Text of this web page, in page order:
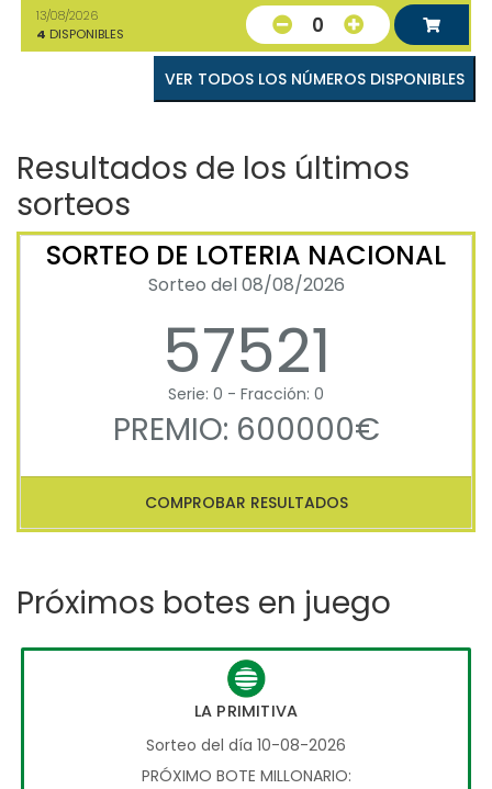
13/08/2026
4 DISPONIBLES 0
VER TODOS LOS NÚMEROS DISPONIBLES
Resultados de los últimos
sorteos
SORTEO DE LOTERIA NACIONAL
Sorteo del 08/08/2026
57521
Serie: 0 - Fracción: 0
PREMIO: 600000€
COMPROBAR RESULTADOS
Próximos botes en juego
LA PRIMITIVA
Sorteo del día 10-08-2026
PRÓXIMO BOTE MILLONARIO: